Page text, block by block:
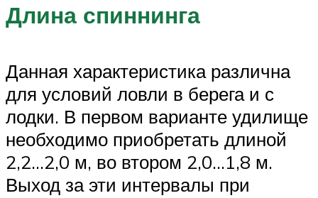
Длина спиннинга
Данная характеристика различна
для условий ловли в берега и с
лодки. В первом варианте удилище
необходимо приобретать длиной
2,2…2,0 м, во втором 2,0…1,8 м.
Выход за эти интервалы при